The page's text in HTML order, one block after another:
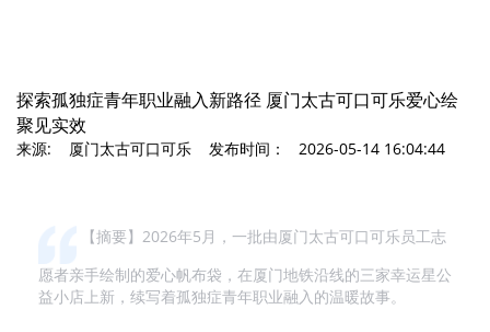
探索孤独症青年职业融入新路径 厦门太古可口可乐爱心绘
聚见实效
来源: 厦门太古可口可乐 发布时间： 2026-05-14 16:04:44
【摘要】2026年5月，一批由厦门太古可口可乐员工志
愿者亲手绘制的爱心帆布袋，在厦门地铁沿线的三家幸运星公
益小店上新，续写着孤独症青年职业融入的温暖故事。